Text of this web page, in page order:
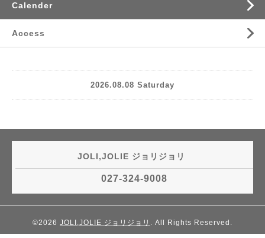
Calender
Access
2026.08.08 Saturday
JOLI,JOLIE ジョリジョリ
027-324-9008
©2026 JOLI,JOLIE ジョリジョリ . All Rights Reserved.